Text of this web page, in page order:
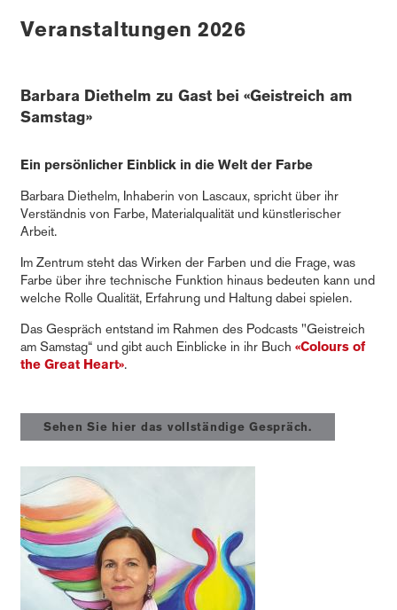
Veranstaltungen 2026
Barbara Diethelm zu Gast bei «Geistreich am
Samstag»
Ein persönlicher Einblick in die Welt der Farbe
Barbara Diethelm, Inhaberin von Lascaux, spricht über ihr
Verständnis von Farbe, Materialqualität und künstlerischer
Arbeit.
Im Zentrum steht das Wirken der Farben und die Frage, was
Farbe über ihre technische Funktion hinaus bedeuten kann und
welche Rolle Qualität, Erfahrung und Haltung dabei spielen.
Das Gespräch entstand im Rahmen des Podcasts "Geistreich
am Samstag“ und gibt auch Einblicke in ihr Buch «Colours of
the Great Heart».
Sehen Sie hier das vollständige Gespräch.